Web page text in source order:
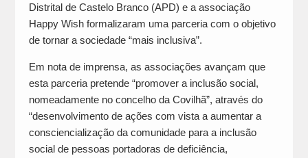
Distrital de Castelo Branco (APD) e a associação
Happy Wish formalizaram uma parceria com o objetivo
de tornar a sociedade “mais inclusiva”.
Em nota de imprensa, as associações avançam que
esta parceria pretende “promover a inclusão social,
nomeadamente no concelho da Covilhã”, através do
“desenvolvimento de ações com vista a aumentar a
consciencialização da comunidade para a inclusão
social de pessoas portadoras de deficiência,